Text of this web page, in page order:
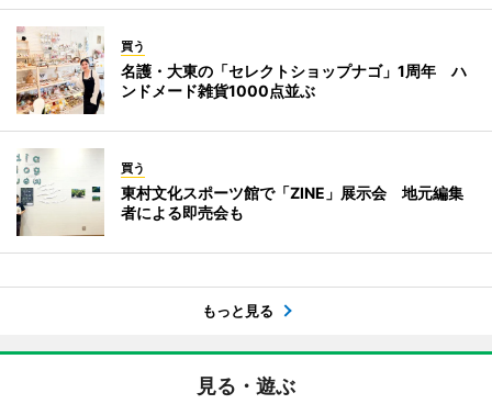
買う
名護・大東の「セレクトショップナゴ」1周年 ハ
ンドメード雑貨1000点並ぶ
買う
東村文化スポーツ館で「ZINE」展示会 地元編集
者による即売会も
もっと見る
見る・遊ぶ